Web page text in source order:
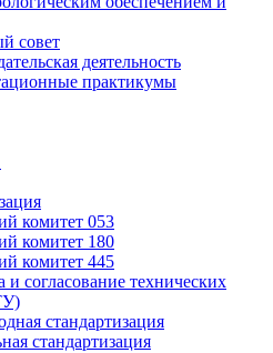
совет
деятельность
практикумы
комитет 053
комитет 180
комитет 445
и согласование технических
стандартизация
стандартизация